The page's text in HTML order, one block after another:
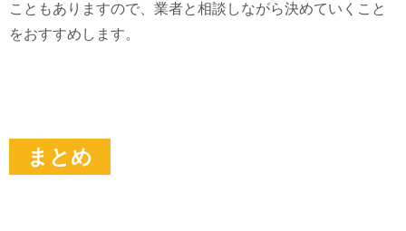
こともありますので、業者と相談しながら決めていくこと
をおすすめします。
まとめ